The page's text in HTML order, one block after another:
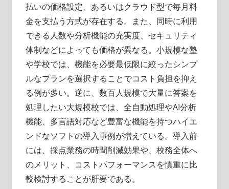
払いの価格設定、あるいはクラウド型で毎月料
金を支払う方式が存在する。また、同時に利用
できる人数や分析機能の充実度、セキュリティ
体制などによっても価格が異なる。小規模な塾
や学校では、機能を必要最低限に絞ったシンプ
ルなプランを選択することでコスト負担を抑え
る例が多い。逆に、数百人規模で大量に答案を
処理したい大規模校では、全自動処理やAI分析
機能、多言語対応など豊富な機能を持つハイエ
ンドなソフトの導入事例が増えている。導入前
には、採点業務の時間削減効果や、校務全体へ
のメリット、コストパフォーマンスを慎重に比
較検討することが肝要である。